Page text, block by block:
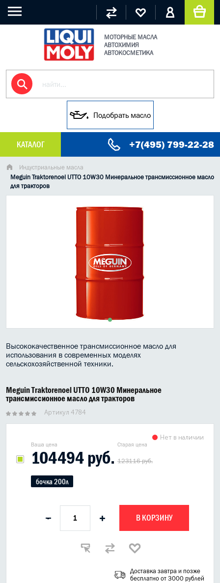
МОТОРНЫЕ МАСЛА
АВТОХИМИЯ
АВТОКОСМЕТИКА
Подобрать масло
КАТАЛОГ +7(495) 799-22-28
МАСЛО МОТОРНОЕ
ГРУЗОВЫЕ МАСЛА
ГИДРАВЛИЧЕСКИЕ МАСЛА
КОНСИСТЕНТНАЯ СМАЗКА
ИНДУСТРИАЛЬНЫЕ МАСЛА
АНТИФРИЗЫ СПЕЦЖИДКОСТИ
АВТО КОСМЕТИКА
ВСЕ БРЕНДЫ
Индустриальные масла
Meguin Traktorenoel UTTO 10W30 Минеральное трансмиссионное масло
для тракторов
Высококачественное трансмиссионное масло для
использования в современных моделях
сельскохозяйственной техники.
Meguin Traktorenoel UTTO 10W30 Минеральное
трансмиссионное масло для тракторов
Артикул 4784
Ваша цена Старая цена
104494 руб. 123116 руб.
Нет в наличии
бочка 200л
- + В КОРЗИНУ
Доставка завтра и позже
бесплатно от 3000 рублей